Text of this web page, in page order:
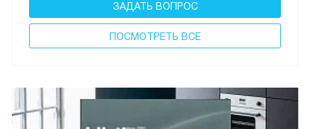
ЗАДАТЬ ВОПРОС
ПОCМОТРЕТЬ ВСЕ